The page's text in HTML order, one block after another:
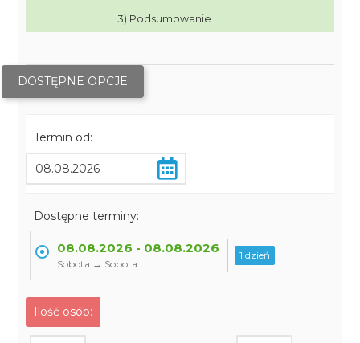
3) Podsumowanie
DOSTĘPNE OPCJE
Termin od:
Dostępne terminy:
08.08.2026 - 08.08.2026
Sobota → Sobota
1 dzień
Ilość osób: